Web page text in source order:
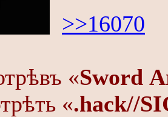
>>16070
«Sword
«.hack//